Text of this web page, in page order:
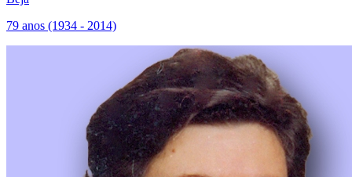
79 anos (1934 - 2014)